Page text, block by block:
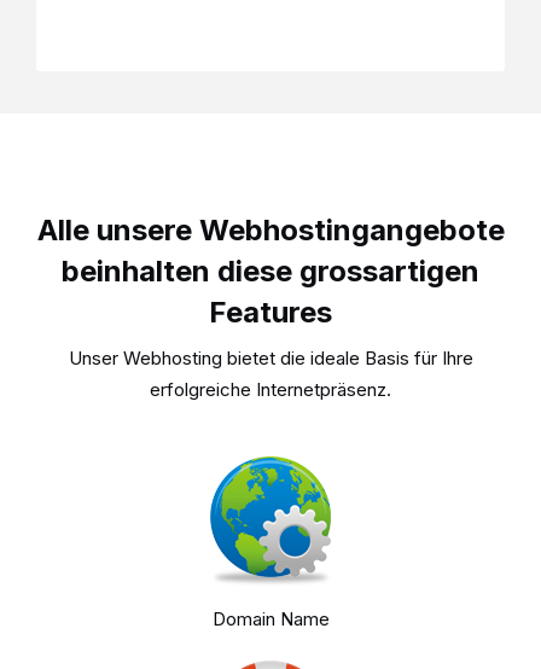
Alle unsere Webhostingangebote
beinhalten diese grossartigen
Features
Unser Webhosting bietet die ideale Basis für Ihre
erfolgreiche Internetpräsenz.
Domain Name